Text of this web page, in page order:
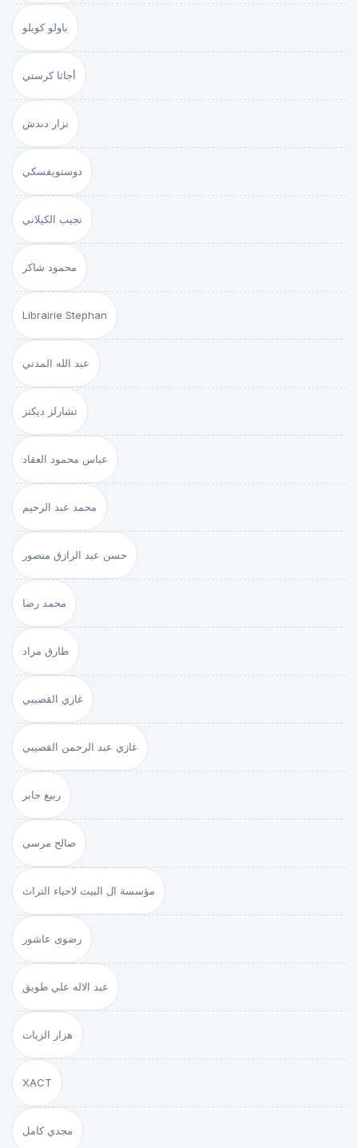
باولو كويلو
أجاثا كرستي
نزار دندش
دوستويفسكي
نجيب الكيلاني
محمود شاكر
Librairie Stephan
عبد الله المدني
تشارلز ديكنز
عباس محمود العقاد
محمد عبد الرحيم
حسن عبد الرازق منصور
محمد رضا
طارق مراد
غازي القصيبي
غازي عبد الرحمن القصيبي
ربيع جابر
صالح مرسي
مؤسسة ال البيت لاحياء التراث
رضوى عاشور
عبد الاله علي طويق
هزار الزيات
XACT
مجدي كامل